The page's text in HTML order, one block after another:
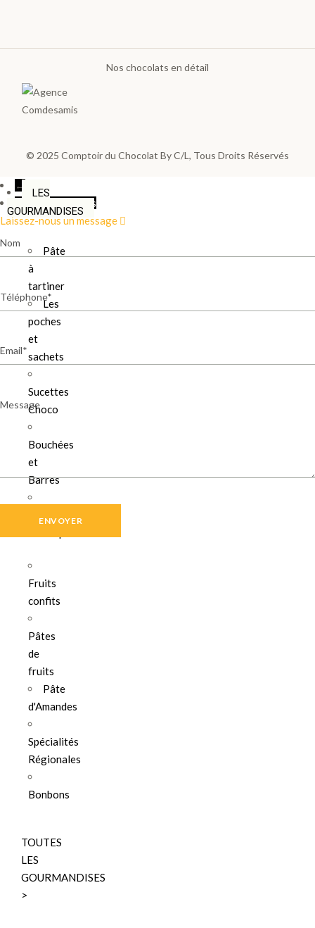
TIO
NS
LES
GOURMANDISES
Pâte
à
tartiner
Les
poches
et
sachets
Sucettes
Choco
Bouchées
et
Barres
Fruits
confits
Pâtes
de
fruits
Pâte
d'Amandes
Spécialités
Régionales
Bonbons
TOUTES
LES
GOURMANDISES
>
Nos chocolats en détail
© 2025 Comptoir du Chocolat By C/L , Tous Droits Réservés
←
Contactez-nous
Laissez-nous un message
Nom
Téléphone
Email
Message